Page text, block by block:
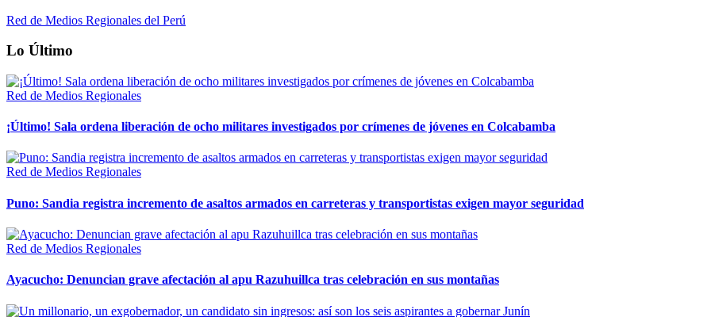
Red de Medios Regionales del Perú
Lo Último
Red de Medios Regionales
¡Último! Sala ordena liberación de ocho militares investigados por crímenes de jóvenes en Colcabamba
Red de Medios Regionales
Puno: Sandia registra incremento de asaltos armados en carreteras y transportistas exigen mayor seguridad
Red de Medios Regionales
Ayacucho: Denuncian grave afectación al apu Razuhuillca tras celebración en sus montañas